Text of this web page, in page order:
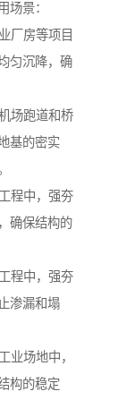
场景：
厂房等项目
匀沉降，确
场跑道和桥
基的密实
程中，强夯
确保结构的
程中，强夯
渗漏和塌
业场地中，
构的稳定